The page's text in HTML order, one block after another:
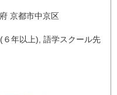
京都市中京区
年以上), 語学スクール先